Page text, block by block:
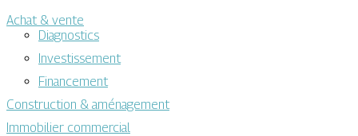
Achat & vente
Diagnostics
Investissement
Financement
Construction & aménagement
Immobilier commercial